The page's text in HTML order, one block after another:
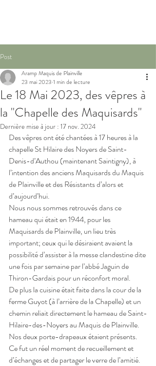
Post
Le 18 Mai 2023, des vêpres à
la "Chapelle des Maquisards"
Aramp Maquis de Plainville
23 mai 2023 1 min de lecture
Dernière mise à jour : 17 nov. 2024
Des vêpres ont été chantées à 17 heures à la
chapelle St Hilaire des Noyers de Saint-
Denis-d’Authou (maintenant Saintigny), à
l’intention des anciens Maquisards du Maquis
de Plainville et des Résistants d’alors et
d’aujourd’hui.
Nous nous sommes retrouvés dans ce
hameau qui était en 1944, pour les
Maquisards de Plainville, un lieu très
important; ceux qui le désiraient avaient la
possibilité d’assister à la messe clandestine dite
une fois par semaine par l’abbé Jaguin de
Thiron-Gardais pour un réconfort moral.
De plus la cuisine était faite dans la cour de la
ferme Guyot (à l’arrière de la Chapelle) et un
chemin reliait directement le hameau de Saint-
Hilaire-des-Noyers au Maquis de Plainville.
Nos deux porte-drapeaux étaient présents.
Ce fut un réel moment de recueillement et
d’échanges et de partager le verre de l’amitié.